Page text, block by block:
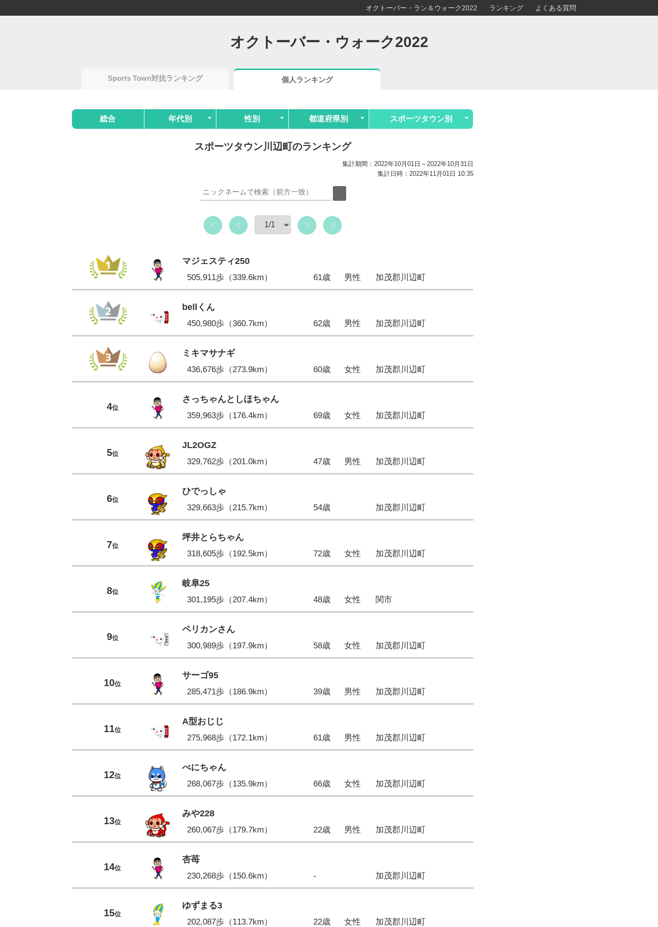
オクトーバー・ラン＆ウォーク2022 ランキング よくある質問
オクトーバー・ウォーク2022
Sports Town対抗ランキング 個人ランキング
総合 年代別 性別 都道府県別 スポーツタウン別
スポーツタウン川辺町のランキング
集計期間：2022年10月01日～2022年10月31日
集計日時：2022年11月01日 10:35
マジェスティ250
505,911歩（339.6km） 61歳 男性 加茂郡川辺町
bellくん
450,980歩（360.7km） 62歳 男性 加茂郡川辺町
ミキマサナギ
436,676歩（273.9km） 60歳 女性 加茂郡川辺町
4位
さっちゃんとしほちゃん
359,963歩（176.4km） 69歳 女性 加茂郡川辺町
5位
JL2OGZ
329,762歩（201.0km） 47歳 男性 加茂郡川辺町
6位
ひでっしゃ
329,663歩（215.7km） 54歳 加茂郡川辺町
7位
坪井とらちゃん
318,605歩（192.5km） 72歳 女性 加茂郡川辺町
8位
岐阜25
301,195歩（207.4km） 48歳 女性 関市
9位
ペリカンさん
300,989歩（197.9km） 58歳 女性 加茂郡川辺町
10位
サーゴ95
285,471歩（186.9km） 39歳 男性 加茂郡川辺町
11位
A型おじじ
275,968歩（172.1km） 61歳 男性 加茂郡川辺町
12位
べにちゃん
268,067歩（135.9km） 66歳 女性 加茂郡川辺町
13位
みや228
260,067歩（179.7km） 22歳 男性 加茂郡川辺町
14位
杏苺
230,268歩（150.6km） - 加茂郡川辺町
15位
ゆずまる3
202,087歩（113.7km） 22歳 女性 加茂郡川辺町